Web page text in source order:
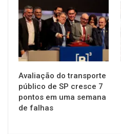
NOTÍCIAS
Avaliação do transporte
público de SP cresce 7
pontos em uma semana
de falhas